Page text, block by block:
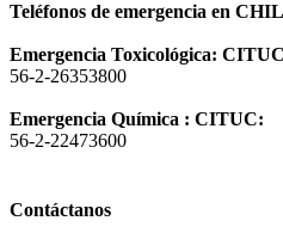
Teléfonos de emergencia en
Emergencia Toxicológica:
56-2-26353800
Emergencia Química : CITUC:
56-2-22473600
Contáctanos